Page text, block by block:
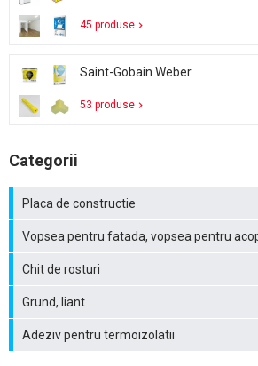
45 produse
Saint-Gobain Weber
53 produse
Categorii
Placa de constructie
Vopsea pentru fatada, vopsea pentru
Chit de rosturi
Grund, liant
Adeziv pentru termoizolatii